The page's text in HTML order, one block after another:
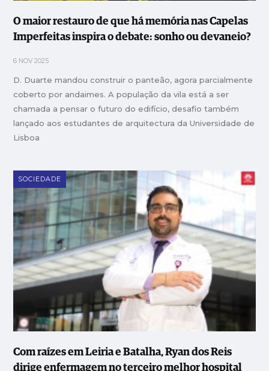
O maior restauro de que há memória nas Capelas
Imperfeitas inspira o debate: sonho ou devaneio?
6 NOV 2025
D. Duarte mandou construir o panteão, agora parcialmente
coberto por andaimes. A população da vila está a ser
chamada a pensar o futuro do edifício, desafio também
lançado aos estudantes de arquitectura da Universidade de
Lisboa
SOCIEDADE
Com raízes em Leiria e Batalha, Ryan dos Reis
dirige enfermagem no terceiro melhor hospital